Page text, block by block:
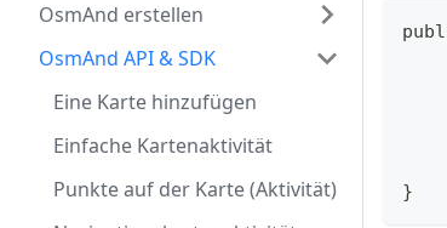
OsmAnd erstellen
OsmAnd API & SDK
Eine Karte hinzufügen
Einfache Kartenaktivität
Punkte auf der Karte (Aktivität)
}